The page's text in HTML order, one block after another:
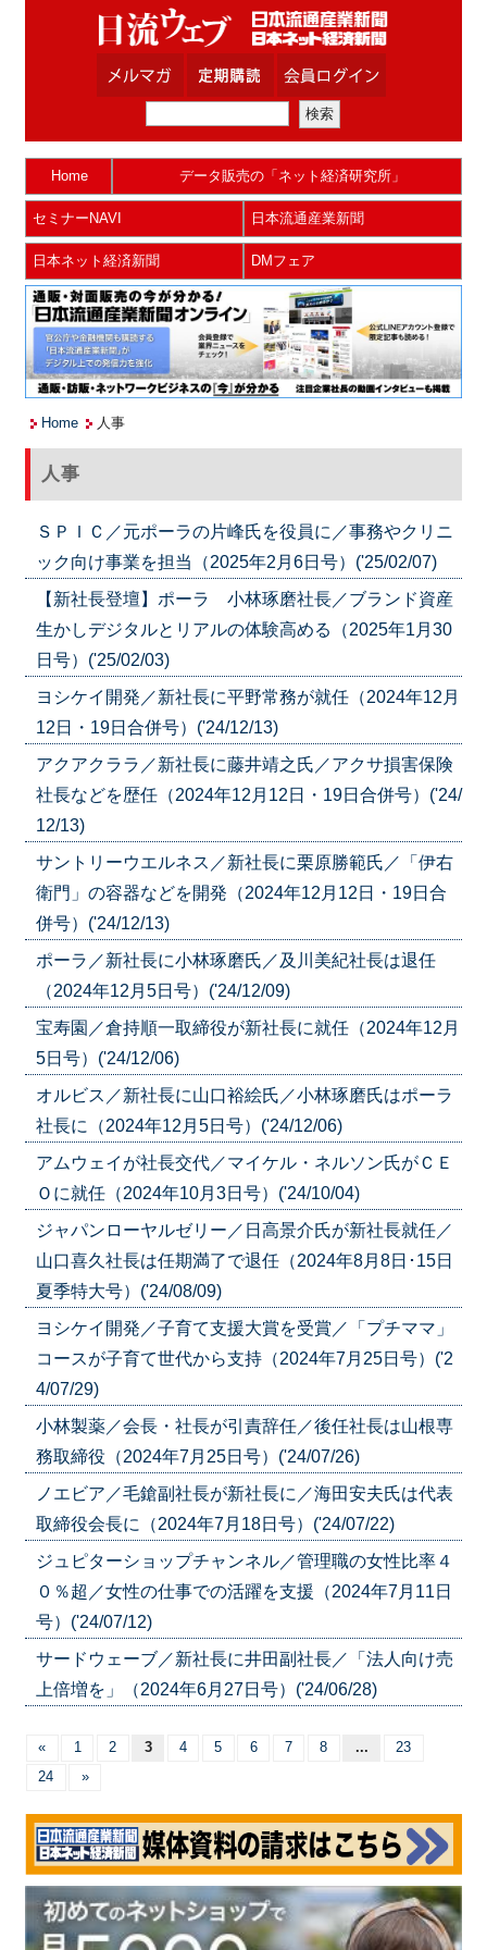
Home データ販売の「ネット経済研究所」
セミナーNAVI 日本流通産業新聞
日本ネット経済新聞 DMフェア
Home 人事
人事
ＳＰＩＣ／元ポーラの片峰氏を役員に／事務やクリニ
ック向け事業を担当（2025年2月6日号）('25/02/07)
【新社長登壇】ポーラ 小林琢磨社長／ブランド資産
生かしデジタルとリアルの体験高める（2025年1月30
日号）('25/02/03)
ヨシケイ開発／新社長に平野常務が就任（2024年12月
12日・19日合併号）('24/12/13)
アクアクララ／新社長に藤井靖之氏／アクサ損害保険
社長などを歴任（2024年12月12日・19日合併号）('24/
12/13)
サントリーウエルネス／新社長に栗原勝範氏／「伊右
衛門」の容器などを開発（2024年12月12日・19日合
併号）('24/12/13)
ポーラ／新社長に小林琢磨氏／及川美紀社長は退任
（2024年12月5日号）('24/12/09)
宝寿園／倉持順一取締役が新社長に就任（2024年12月
5日号）('24/12/06)
オルビス／新社長に山口裕絵氏／小林琢磨氏はポーラ
社長に（2024年12月5日号）('24/12/06)
アムウェイが社長交代／マイケル・ネルソン氏がＣＥ
Ｏに就任（2024年10月3日号）('24/10/04)
ジャパンローヤルゼリー／日高景介氏が新社長就任／
山口喜久社長は任期満了で退任（2024年8月8日･15日
夏季特大号）('24/08/09)
ヨシケイ開発／子育て支援大賞を受賞／「プチママ」
コースが子育て世代から支持（2024年7月25日号）('2
4/07/29)
小林製薬／会長・社長が引責辞任／後任社長は山根専
務取締役（2024年7月25日号）('24/07/26)
ノエビア／毛鎗副社長が新社長に／海田安夫氏は代表
取締役会長に（2024年7月18日号）('24/07/22)
ジュピターショップチャンネル／管理職の女性比率４
０％超／女性の仕事での活躍を支援（2024年7月11日
号）('24/07/12)
サードウェーブ／新社長に井田副社長／「法人向け売
上倍増を」（2024年6月27日号）('24/06/28)
« 1 2 3 4 5 6 7 8 ...
23
24
»